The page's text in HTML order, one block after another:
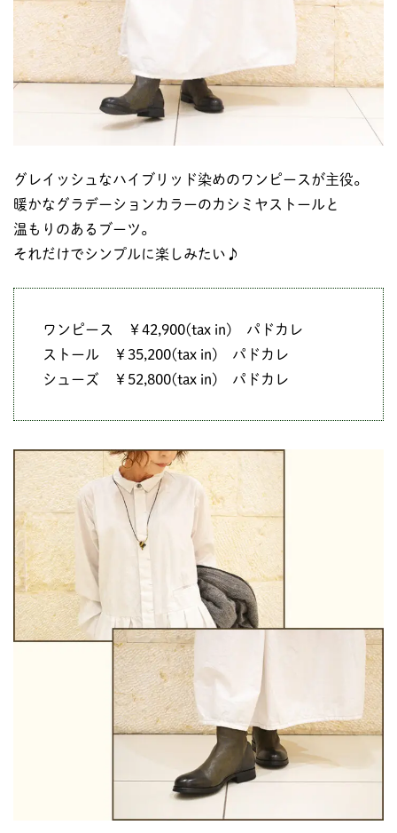
グレイッシュなハイブリッド染めのワンピースが主役。
暖かなグラデーションカラーのカシミヤストールと
温もりのあるブーツ。
それだけでシンプルに楽しみたい♪
ワンピース ￥42,900(tax in) パドカレ
ストール ￥35,200(tax in) パドカレ
シューズ ￥52,800(tax in) パドカレ